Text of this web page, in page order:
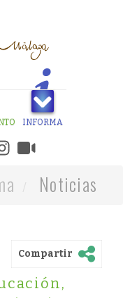
INFORMA
Noticias
Compartir
,